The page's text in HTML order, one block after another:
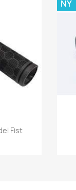
Fist
NY